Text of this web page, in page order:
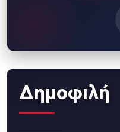
Δημοφιλή